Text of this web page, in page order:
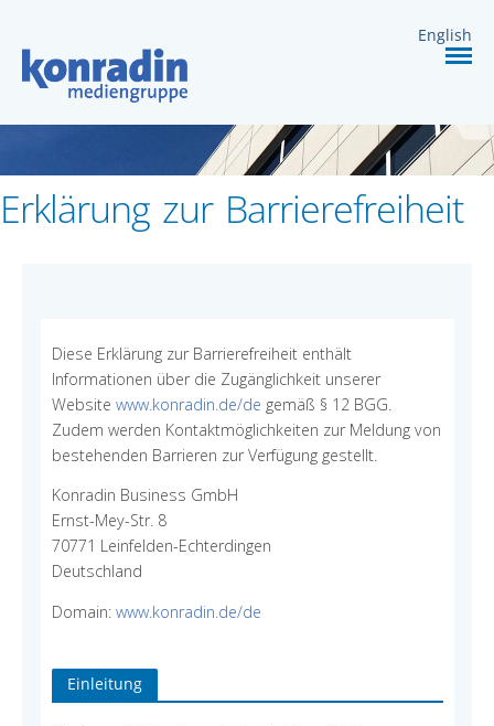
English
KARRIERE
KONTAKT
Erklärung zur Barrierefreiheit